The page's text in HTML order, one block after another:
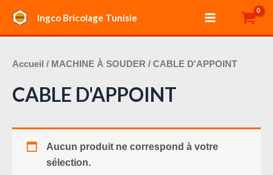
contenu
Ingco Bricolage Tunisie
Main
Menu
Accueil / MACHINE À SOUDER / CABLE D'APPOINT
CABLE D'APPOINT
Aucun produit ne correspond à votre
sélection.